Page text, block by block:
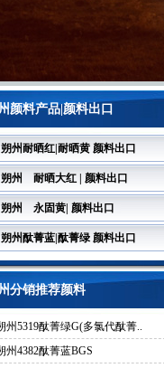
颜料产品|颜料出口
朔州耐晒红|耐晒黄 颜料出口
朔州 耐晒大红 | 颜料出口
朔州 永固黄| 颜料出口
朔州酞菁蓝|酞菁绿 颜料出口
分销推荐颜料
州5319酞菁绿G(多氯代酞菁..
州4382酞菁蓝BGS